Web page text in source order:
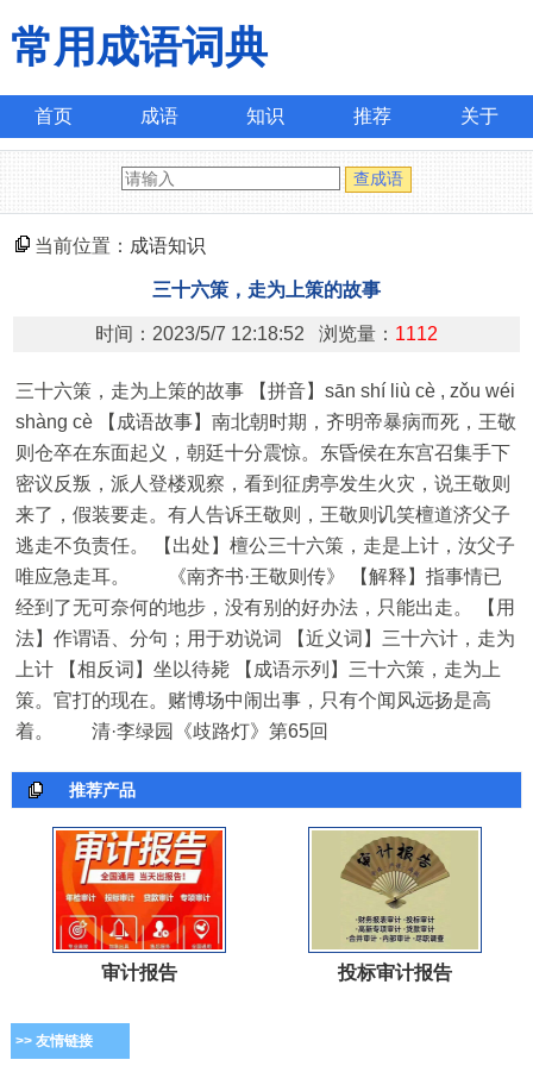
常用成语词典
首页 成语 知识 推荐 关于
当前位置： 成语知识
三十六策，走为上策的故事
时间：2023/5/7 12:18:52 浏览量： 1112
三十六策，走为上策的故事 【拼音】sān shí liù cè , zǒu wéi
shàng cè 【成语故事】南北朝时期，齐明帝暴病而死，王敬
则仓卒在东面起义，朝廷十分震惊。东昏侯在东宫召集手下
密议反叛，派人登楼观察，看到征虏亭发生火灾，说王敬则
来了，假装要走。有人告诉王敬则，王敬则讥笑檀道济父子
逃走不负责任。 【出处】檀公三十六策，走是上计，汝父子
唯应急走耳。 《南齐书·王敬则传》 【解释】指事情已
经到了无可奈何的地步，没有别的好办法，只能出走。 【用
法】作谓语、分句；用于劝说词 【近义词】三十六计，走为
上计 【相反词】坐以待毙 【成语示列】三十六策，走为上
策。官打的现在。赌博场中闹出事，只有个闻风远扬是高
着。 清·李绿园《歧路灯》第65回
推荐产品
审计报告 投标审计报告
>> 友情链接